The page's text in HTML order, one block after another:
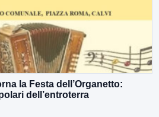
la Festa dell’Organetto:
dell’entroterra